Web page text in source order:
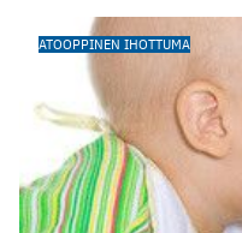
ATOOPPINEN IHOTTUMA